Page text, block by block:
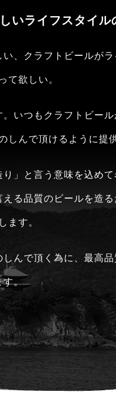
いライフスタイル
、クラフトビールが
て欲しい。
いつもクラフトビー
んで頂けるように提
」と言う意味を込め
る品質のビールを造
ます。
んで頂く為に、最高
す。